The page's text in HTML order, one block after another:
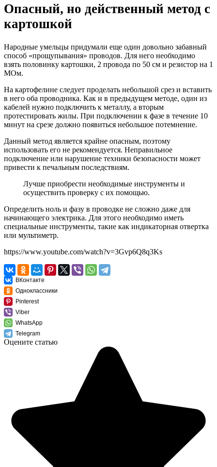
Опасный, но действенный метод с
картошкой
Народные умельцы придумали еще один довольно забавный
способ «прощупывания» проводов. Для него необходимо
взять половинку картошки, 2 провода по 50 см и резистор на 1
МОм.
На картофелине следует проделать небольшой срез и вставить
в него оба проводника. Как и в предыдущем методе, один из
кабелей нужно подключить к металлу, а вторым
протестировать жилы. При подключении к фазе в течение 10
минут на срезе должно появиться небольшое потемнение.
Данный метод является крайне опасным, поэтому
использовать его не рекомендуется. Неправильное
подключение или нарушение техники безопасности может
привести к печальным последствиям.
Лучше приобрести необходимые инструменты и
осуществить проверку с их помощью.
Определить ноль и фазу в проводке не сложно даже для
начинающего электрика. Для этого необходимо иметь
специальные инструменты, такие как индикаторная отвертка
или мультиметр.
https://www.youtube.com/watch?v=3Gvp6Q8q3Ks
ВКонтакте
Одноклассники
Pinterest
Viber
WhatsApp
Telegram
Оцените статью